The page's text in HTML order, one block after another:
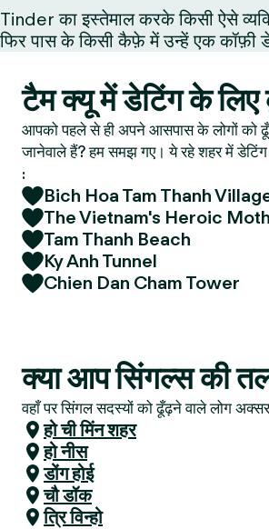
Tinder का इस्तेमाल करके किसी ऐसे
फिर पास के किसी कैफ़े में उन्हें एक कॉफ़ी
टैम क्यू में डेटिंग के
आपको पहले से ही अपने आसपास के लोगों को
जानेवाले हैं? हम समझ गए। ये रहे शहर में
:
Bich Hoa Tam Thanh
The Vietnam's Heroic
Tam Thanh Beach
Ky Anh Tunnel
Chien Dan Cham Tower
क्या आप सिंगल्स की
वहाँ पर सिंगल सदस्यों को ढूँढ़ने वाले लोग
हो ची मिंन शहर
हो नीस
डोंग होई
चौ डॉक
त्रि विन्हो